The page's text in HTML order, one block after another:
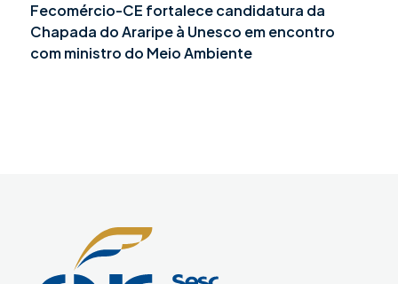
Fecomércio-CE fortalece candidatura da
Chapada do Araripe à Unesco em encontro
com ministro do Meio Ambiente